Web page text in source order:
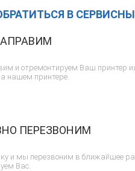
В
и отремонтируем Ваш принтер
нашем принтере.
ПЕРЕЗВОНИМ
и мы перезвоним в ближайшее
Вас.